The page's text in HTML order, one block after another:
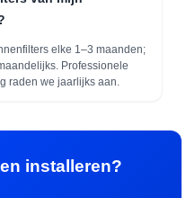
elke 1–3 maanden;
Professionele
raden we jaarlijks aan.
installeren?